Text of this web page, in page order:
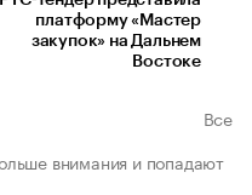
платформу «Мастер
закупок» на Дальнем
Востоке
Все
внимания и попадают